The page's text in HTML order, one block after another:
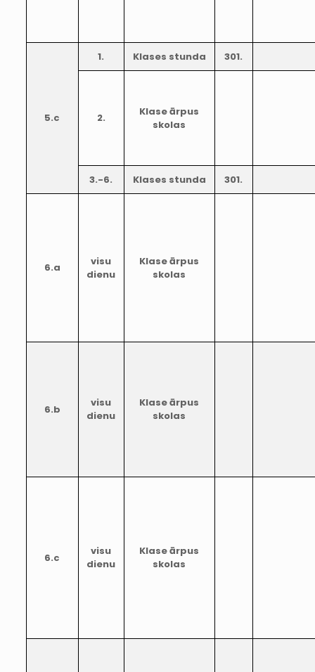
5.c
1. Klases stunda 301.
2.
Klase ārpus
skolas
3.-6. Klases stunda 301.
6.a
visu
dienu
Klase ārpus
skolas
6.b
visu
dienu
Klase ārpus
skolas
6.c
visu
dienu
Klase ārpus
skolas